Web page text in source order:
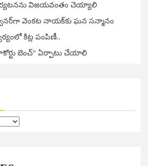
విజయవంతం చెయ్యాలి
వెంకట నాయక్‌కు ఘన సన్మానం
కిట్ల పంపిణీ..
బెంచ్” ఏర్పాటు చేయాలి